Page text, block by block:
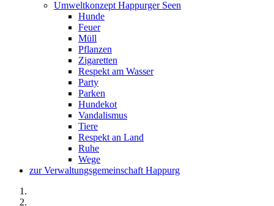
Umweltkonzept Happurger Seen
Hunde
Feuer
Müll
Pflanzen
Zigaretten
Respekt am Wasser
Party
Parken
Hundekot
Vandalismus
Tiere
Respekt an Land
Ruhe
Wege
zur Verwaltungsgemeinschaft Happurg